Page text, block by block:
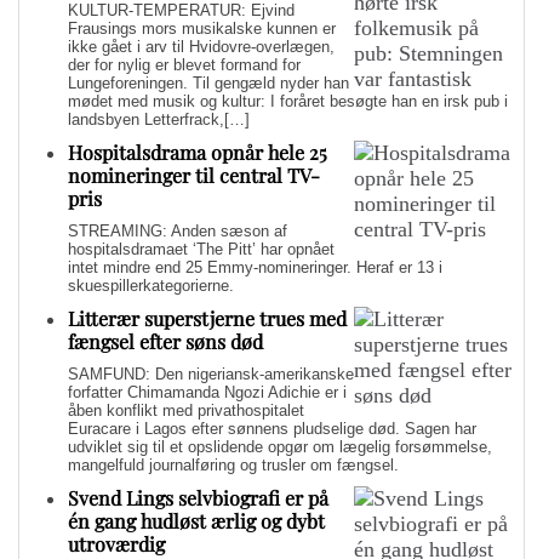
KULTUR-TEMPERATUR: Ejvind
Frausings mors musikalske kunnen er
ikke gået i arv til Hvidovre-overlægen,
der for nylig er blevet formand for
Lungeforeningen. Til gengæld nyder han
mødet med musik og kultur: I foråret besøgte han en irsk pub i
landsbyen Letterfrack,[…]
Hospitalsdrama opnår hele 25
nomineringer til central TV-
pris
STREAMING: Anden sæson af
hospitalsdramaet ‘The Pitt’ har opnået
intet mindre end 25 Emmy-nomineringer. Heraf er 13 i
skuespillerkategorierne.
Litterær superstjerne trues med
fængsel efter søns død
SAMFUND: Den nigeriansk-amerikanske
forfatter Chimamanda Ngozi Adichie er i
åben konflikt med privathospitalet
Euracare i Lagos efter sønnens pludselige død. Sagen har
udviklet sig til et opslidende opgør om lægelig forsømmelse,
mangelfuld journalføring og trusler om fængsel.
Svend Lings selvbiografi er på
én gang hudløst ærlig og dybt
utroværdig